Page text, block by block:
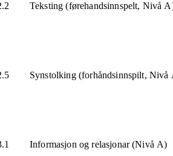
Teksting (førehandsinnspelt, Nivå
Synstolking (forhåndsinnspilt, Nivå
Informasjon og relasjonar (Nivå A)